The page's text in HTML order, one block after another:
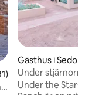
genomsnittligt
Gästhus i Sedona
Under stjärnorna
Sedonascape
Under the Stars